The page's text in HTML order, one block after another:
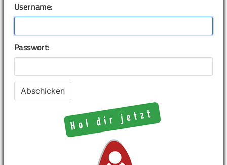
Username:
Passwort: